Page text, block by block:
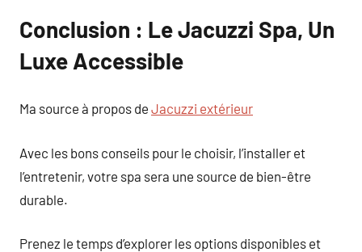
Conclusion : Le Jacuzzi Spa, Un
Luxe Accessible
Ma source à propos de Jacuzzi extérieur
Avec les bons conseils pour le choisir, l’installer et
l’entretenir, votre spa sera une source de bien-être
durable.
Prenez le temps d’explorer les options disponibles et